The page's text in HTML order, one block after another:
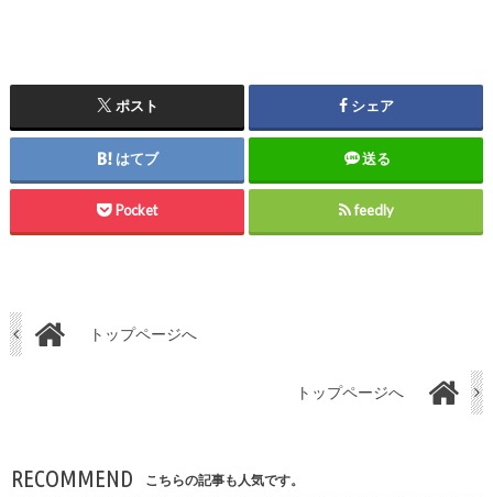
ポスト シェア
はてブ 送る
Pocket feedly
トップページへ
トップページへ
RECOMMEND こちらの記事も人気です。